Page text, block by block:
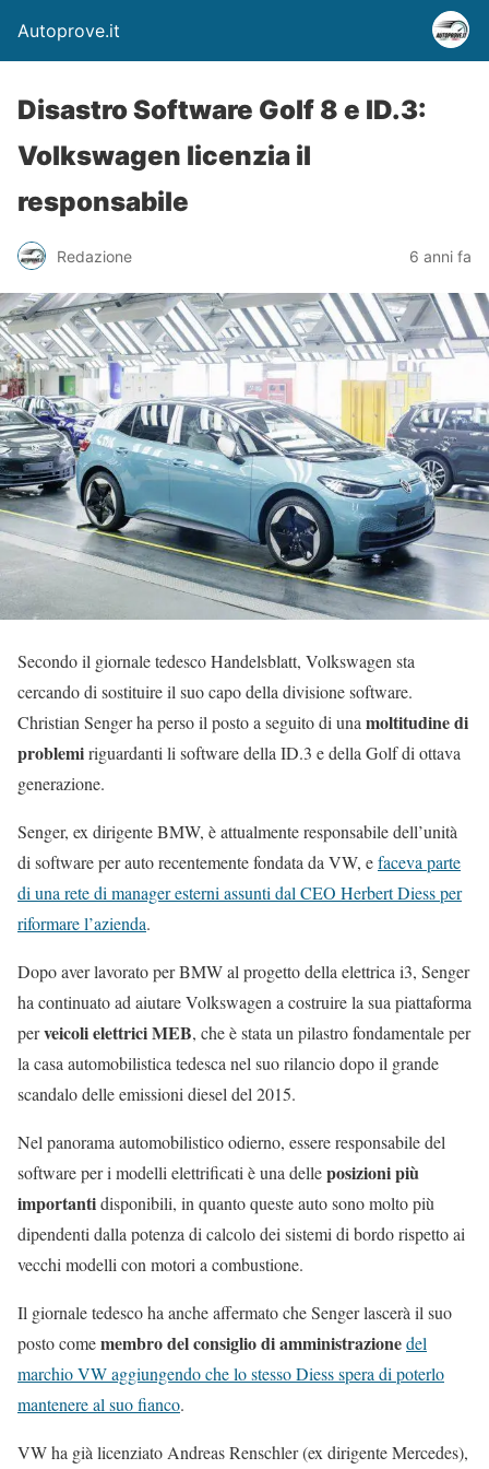
Autoprove.it
Disastro Software Golf 8 e ID.3:
Volkswagen licenzia il
responsabile
Redazione 6 anni fa
Secondo il giornale tedesco Handelsblatt, Volkswagen sta
cercando di sostituire il suo capo della divisione software.
Christian Senger ha perso il posto a seguito di una moltitudine di
problemiriguardanti li software della ID.3 e della Golf di ottava
generazione.
Senger, ex dirigente BMW, è attualmente responsabile dell’unità
di software per auto recentemente fondata da VW, efaceva parte
di una rete di manager esterni assunti dal CEO Herbert Diess per
riformare l’azienda.
Dopo aver lavorato per BMW al progetto della elettrica i3, Senger
ha continuato ad aiutare Volkswagen a costruire la sua piattaforma
perveicoli elettrici MEB, che è stata un pilastro fondamentale per
la casa automobilistica tedesca nel suo rilancio dopo il grande
scandalo delle emissioni diesel del 2015.
Nel panorama automobilistico odierno, essere responsabile del
software per i modelli elettrificati è una delleposizioni più
importantidisponibili, in quanto queste auto sono molto più
dipendenti dalla potenza di calcolo dei sistemi di bordo rispetto ai
vecchi modelli con motori a combustione.
Il giornale tedesco ha anche affermato che Senger lascerà il suo
posto comemembro del consiglio di amministrazionedel
marchio VW aggiungendo che lo stesso Diess spera di poterlo
mantenere al suo fianco.
VW ha già licenziato Andreas Renschler (ex dirigente Mercedes),